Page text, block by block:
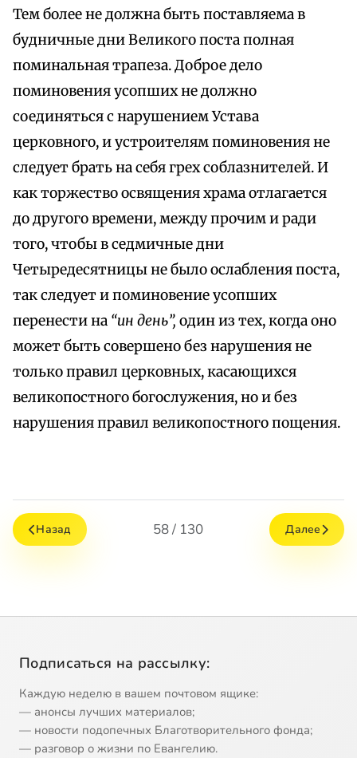
Тем более не должна быть поставляема в
будничные дни Великого поста полная
поминальная трапеза. Доброе дело
поминовения усопших не должно
соединяться с нарушением Устава
церковного, и устроителям поминовения не
следует брать на себя грех соблазнителей. И
как торжество освящения храма отлагается
до другого времени, между прочим и ради
того, чтобы в седмичные дни
Четыредесятницы не было ослабления поста,
так следует и поминовение усопших
перенести на “ин день”, один из тех, когда оно
может быть совершено без нарушения не
только правил церковных, касающихся
великопостного богослужения, но и без
нарушения правил великопостного пощения.
Назад 58 / 130 Далее
Подписаться на рассылку:
Каждую неделю в вашем почтовом ящике:
— анонсы лучших материалов;
— новости подопечных Благотворительного фонда;
— разговор о жизни по Евангелию.